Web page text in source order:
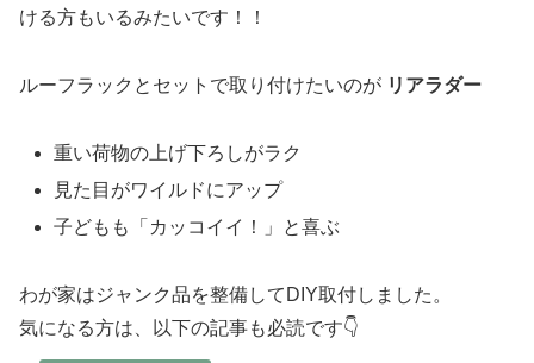
ける方もいるみたいです！！
ルーフラックとセットで取り付けたいのが リアラダー
重い荷物の上げ下ろしがラク
見た目がワイルドにアップ
子どもも「カッコイイ！」と喜ぶ
わが家はジャンク品を整備してDIY取付しました。
気になる方は、以下の記事も必読です👇